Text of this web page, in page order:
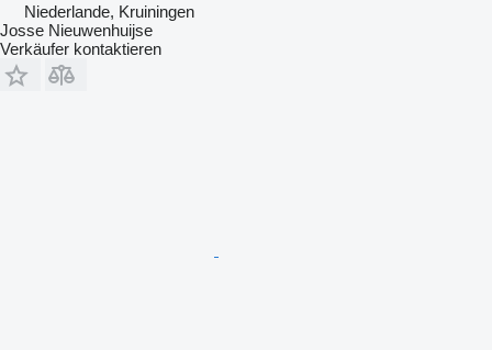
Niederlande, Kruiningen
Josse Nieuwenhuijse
Verkäufer kontaktieren